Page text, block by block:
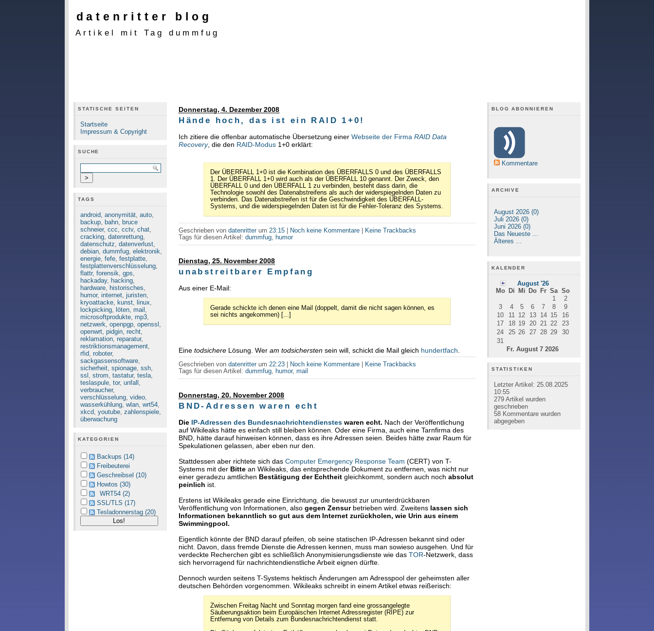
datenritter blog
Artikel mit Tag dummfug
STATISCHE SEITEN
Startseite
Impressum & Copyright
SUCHE
TAGS
android, anonymität, auto,
backup, bahn, bruce
schneier, ccc, cctv, chat,
cracking, datenrettung,
datenschutz, datenverlust,
debian, dummfug, elektronik,
energie, fefe, festplatte,
festplattenverschlüsselung,
flattr, forensik, gps,
hackaday, hacking,
hardware, historisches,
humor, internet, juristen,
kryoattacke, kunst, linux,
lockpicking, löten, mail ,
microsoftprodukte, mp3,
netzwerk, openpgp, openssl ,
openwrt, pidgin, recht,
reklamation, reparatur,
restriktionsmanagement,
rfid, roboter,
sackgassensoftware,
sicherheit, spionage, ssh,
ssl , strom, tastatur, tesla,
teslaspule, tor, unfall ,
verbraucher,
verschlüsselung, video,
wasserkühlung, wlan, wrt54,
xkcd, youtube, zahlenspiele,
überwachung
KATEGORIEN
Backups (14)
Freibeuterei
Geschreibsel (10)
Howtos (30)
WRT54 (2)
SSL/TLS (17)
Tesladonnerstag (20)
Donnerstag, 4. Dezember 2008
Hände hoch, das ist ein RAID 1+0!
Ich zitiere die offenbar automatische Übersetzung einerWebseite der FirmaRAID Data
Recovery, die den RAID-Modus 1+0 erklärt:
Der ÜBERFALL 1+0 ist die Kombination des ÜBERFALLS 0 und des ÜBERFALLS
1. Der ÜBERFALL 1+0 wird auch als der ÜBERFALL 10 genannt. Der Zweck, den
ÜBERFALL 0 und den ÜBERFALL 1 zu verbinden, besteht dass darin, die
Technologie sowohl des Datenabstreifens als auch der widerspiegelnden Daten zu
verbinden. Das Datenabstreifen ist für die Geschwindigkeit des ÜBERFALL-
Systems, und die widerspiegelnden Daten ist für die Fehler-Toleranz des Systems.
Geschrieben vondatenritterum 23:15 Noch keine Kommentare
Keine Trackbacks
Tags für diesen Artikel:dummfug humor
Dienstag, 25. November 2008
unabstreitbarer Empfang
Aus einer E-Mail:
Gerade schickte ich denen eine Mail (doppelt, damit die nicht sagen können, es
sei nichts angekommen) [...]
Einetodsichere Lösung. Weram todsichersten sein will, schickt die Mail gleich hundertfach.
Geschrieben vondatenritterum22:23 Noch keine Kommentare
Keine Trackbacks
Tags für diesen Artikel:dummfug, humor,mail
Donnerstag, 20. November 2008
BND-Adressen waren echt
Die IP-Adressen des Bundesnachrichtendienstes waren echt. Nach der Veröffentlichung
auf Wikileaks hätte es einfach still bleiben können. Oder eine Firma, auch eine Tarnfirma des
BND, hätte darauf hinweisen können, dass es ihre Adressen seien. Beides hätte zwar Raum für
Spekulationen gelassen, aber eben nur den.
Stattdessen aber richtete sich dasComputer Emergency Response Team (CERT) von T-
Systems mit der Bitte an Wikileaks, das entsprechende Dokument zu entfernen, was nicht nur
einer geradezu amtlichen Bestätigung der Echtheit gleichkommt, sondern auch nochabsolut
peinlich ist.
Erstens ist Wikileaks gerade eine Einrichtung, die bewusst zur ununterdrückbaren
Veröffentlichung von Informationen, alsogegen Zensurbetrieben wird. Zweitens lassen sich
Informationen bekanntlich so gut aus dem Internet zurückholen, wie Urin aus einem
Swimmingpool.
Eigentlich könnte der BND darauf pfeifen, ob seine statischen IP-Adressen bekannt sind oder
nicht. Davon, dass fremde Dienste die Adressen kennen, muss man sowieso ausgehen. Und für
verdeckte Recherchen gibt es schließlich Anonymisierungsdienste wie dasTOR-Netzwerk, dass
sich hervorragend für nachrichtendienstliche Arbeit eignen dürfte.
Dennoch wurden seitens T-Systems hektisch Änderungen am Adresspool der geheimsten aller
deutschen Behörden vorgenommen. Wikileaks schreibt in einem Artikel etwas reißerisch:
Zwischen Freitag Nacht und Sonntag morgen fand eine grossangelegte
Säuberungsaktion beim Europäischen Internet Adressregister (RIPE) zur
Entfernung von Details zum Bundesnachrichtendienst statt.
BLOG ABONNIEREN
Kommentare
ARCHIVE
August 2026 (0)
Juli 2026 (0)
Juni 2026 (0)
Das Neueste ...
Älteres ...
KALENDER
August '26
Mo
Di Mi Do Fr Sa So
Fr. August 7 2026
1
2
3
4 5 6 7 8
9
10
11 12 13 14 15
16
17
18 19 20 21 22
23
24
25 26 27 28 29
30
31
STATISTIKEN
Letzter Artikel: 25.08.2025
10:55
279Artikel wurden
geschrieben
58Kommentare wurden
abgegeben